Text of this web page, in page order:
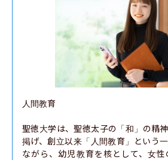
人間教育
聖徳大学は、聖徳太子の「和」の精
掲げ、創立以来「人間教育」という
ながら、幼児教育を核として、女